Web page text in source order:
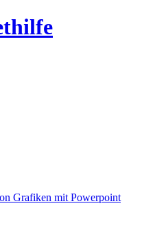
Grafiken mit Powerpoint